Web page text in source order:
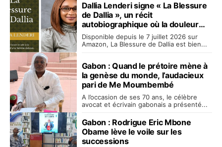
Dallia Lenderi signe « La Blessure
de Dallia », un récit
autobiographique où la douleur
devient une promesse de
renaissance
Disponible depuis le 7 juillet 2026 sur
Amazon, La Blessure de Dallia est bien...
Gabon : Quand le prétoire mène à
la genèse du monde, l’audacieux
pari de Me Moumbembé
A l’occasion de ses 70 ans, le célèbre
avocat et écrivain gabonais a présenté...
Gabon : Rodrigue Eric Mbone
Obame lève le voile sur les
successions